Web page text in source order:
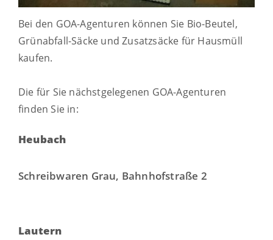
Bei den GOA-Agenturen können Sie Bio-Beutel,
Grünabfall-Säcke und Zusatzsäcke für Hausmüll
kaufen.
Die für Sie nächstgelegenen GOA-Agenturen
finden Sie in:
Heubach
Schreibwaren Grau, Bahnhofstraße 2
Lautern